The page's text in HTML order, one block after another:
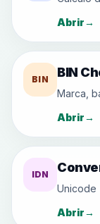
Abrir→
BIN BIN
Marca,
Abrir→
IDN
Unicode
Abrir→